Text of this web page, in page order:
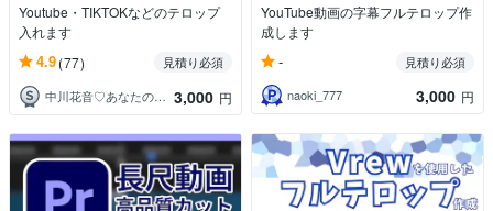
Youtube・TIKTOKなどのテロップ
入れます
4.9(77)
見積り必須
中川花音♡あなたの心に寄り添うパートナー 3,000 円
YouTube動画の字幕フルテロップ作
成します
-
見積り必須
naoki_777
3,000 円